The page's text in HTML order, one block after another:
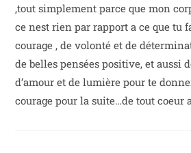
,tout simplement parce que mon
ce nest rien par rapport a ce que tu
courage , de volonté et de
de belles pensées positive, et aussi
d’amour et de lumière pour te
courage pour la suite…de tout coeur